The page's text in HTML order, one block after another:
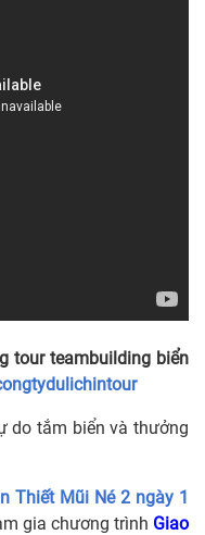
tour teambuilding biển
do tắm biển và thưởng
Thiết Mũi Né 2 ngày 1
gia chương trình Giao